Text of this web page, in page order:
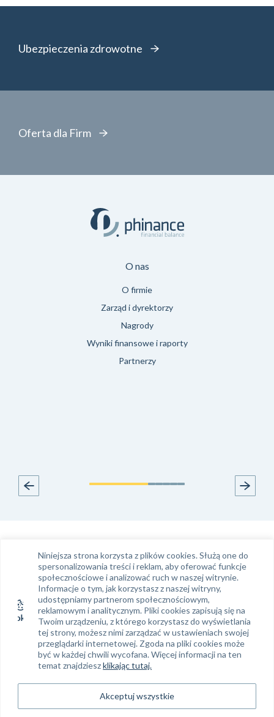
Niniejsza strona korzysta z plików cookies. Służą one do
spersonalizowania treści i reklam, aby oferować funkcje
społecznościowe i analizować ruch w naszej witrynie.
Informacje o tym, jak korzystasz z naszej witryny,
udostępniamy partnerom społecznościowym,
reklamowym i analitycznym. Pliki cookies zapisują się na
Twoim urządzeniu, z którego korzystasz do wyświetlania
tej strony, możesz nimi zarządzać w ustawieniach swojej
przeglądarki internetowej. Zgoda na pliki cookies może
być w każdej chwili wycofana. Więcej informacji na ten
temat znajdzieszklikając tutaj.
Akceptuj wszystkie
Ubezpieczenia zdrowotne
Oferta dla Firm
O nas
O firmie
Zarząd i dyrektorzy
Nagrody
Wyniki finansowe i raporty
Partnerzy
61 663 99 39 klient@phinance.pl
Siedziba Phinance S. A.
Phinance S.A.
ul. Ratajczaka 19
61-814 Poznań
Sąd Rejonowy Poznań – Nowe Miasto
Gospodarczy KRS, Kapitał zakładowy: 500
Regon: 634 382 858
NIP: 778-14-02-894
KRS: 0000312494